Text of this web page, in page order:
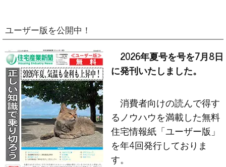
ユーザー版を公開中！
2026年夏号を号を7月8日
に発刊いたしました。
消費者向けの読んで得す
るノウハウを満載した無料
住宅情報紙「ユーザー版」
を年4回発行しておりま
す。